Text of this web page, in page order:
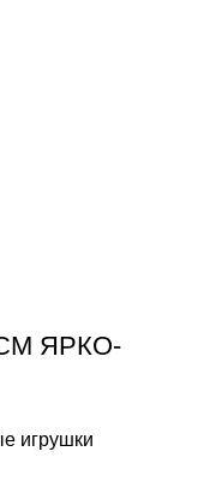
ЯРКО-
игрушки